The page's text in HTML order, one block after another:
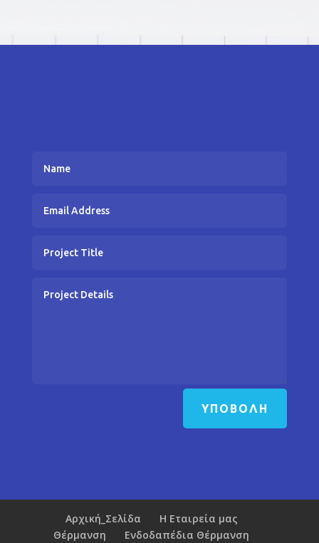
ΥΠΟΒΟΛΉ
Αρχική_Σελίδα
Η Εταιρεία μας
Θέρμανση
Ενδοδαπέδια Θέρμανση